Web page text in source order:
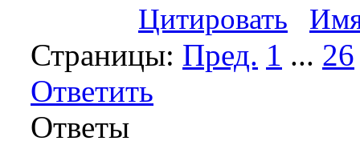
Цитировать
Страницы: Пред. 1 ... 26
Ответить
Ответы